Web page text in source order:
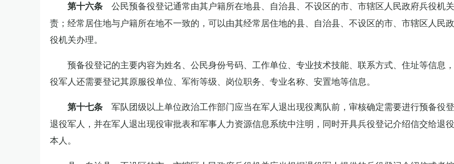
第十六条 公民预备役登记通常由其户籍所在地县、自治县、不设区的市、市辖区人民政府兵役机
责；经常居住地与户籍所在地不一致的，可以由其经常居住地的县、自治县、不设区的市、市辖区人民
役机关办理。
预备役登记的主要内容为姓名、公民身份号码、工作单位、专业技术技能、联系方式、住址等信息
役军人还需要登记其原服役单位、军衔等级、岗位职务、专业名称、安置地等信息。
第十七条 军队团级以上单位政治工作部门应当在军人退出现役离队前，审核确定需要进行预备役
退役军人，并在军人退出现役审批表和军事人力资源信息系统中注明，同时开具兵役登记介绍信交给退
本人。